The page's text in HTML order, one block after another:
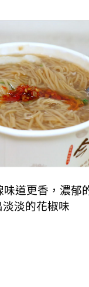
味道更香，濃郁
淡淡的花椒味